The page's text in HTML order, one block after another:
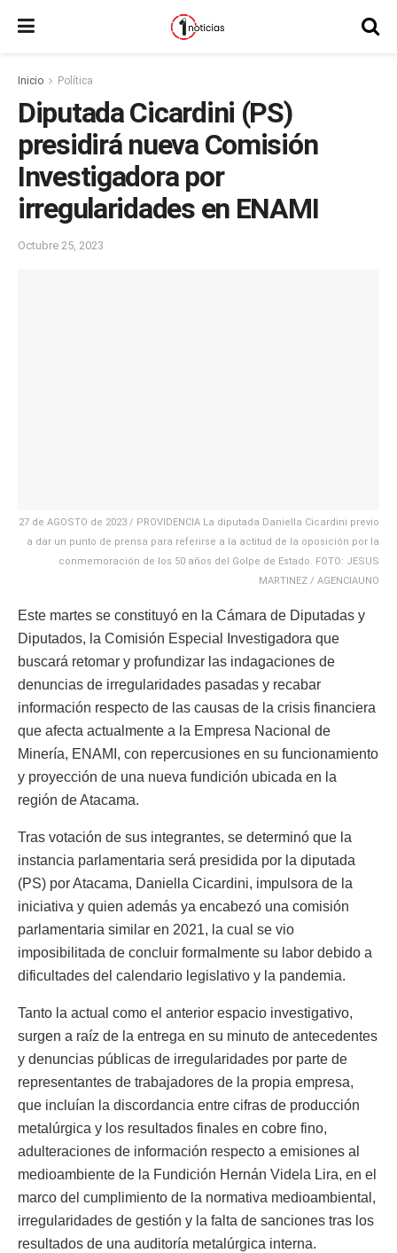
Inicio Política
Diputada Cicardini (PS)
presidirá nueva Comisión
Investigadora por
irregularidades en ENAMI
Octubre 25, 2023
27 de AGOSTO de 2023 / PROVIDENCIA La diputada Daniella Cicardini previo
a dar un punto de prensa para referirse a la actitud de la oposición por la
conmemoración de los 50 años del Golpe de Estado. FOTO: JESUS
MARTINEZ / AGENCIAUNO
Este martes se constituyó en la Cámara de Diputadas y
Diputados, la Comisión Especial Investigadora que
buscará retomar y profundizar las indagaciones de
denuncias de irregularidades pasadas y recabar
información respecto de las causas de la crisis financiera
que afecta actualmente a la Empresa Nacional de
Minería, ENAMI, con repercusiones en su funcionamiento
y proyección de una nueva fundición ubicada en la
región de Atacama.
Tras votación de sus integrantes, se determinó que la
instancia parlamentaria será presidida por la diputada
(PS) por Atacama, Daniella Cicardini, impulsora de la
iniciativa y quien además ya encabezó una comisión
parlamentaria similar en 2021, la cual se vio
imposibilitada de concluir formalmente su labor debido a
dificultades del calendario legislativo y la pandemia.
Tanto la actual como el anterior espacio investigativo,
surgen a raíz de la entrega en su minuto de antecedentes
y denuncias públicas de irregularidades por parte de
representantes de trabajadores de la propia empresa,
que incluían la discordancia entre cifras de producción
metalúrgica y los resultados finales en cobre fino,
adulteraciones de información respecto a emisiones al
medioambiente de la Fundición Hernán Videla Lira, en el
marco del cumplimiento de la normativa medioambiental,
irregularidades de gestión y la falta de sanciones tras los
resultados de una auditoría metalúrgica interna.